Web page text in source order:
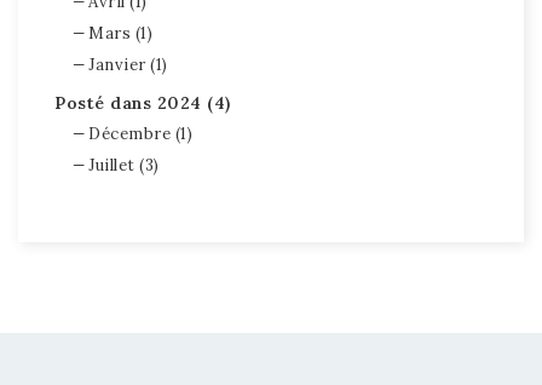
Mars (1)
Janvier (1)
Posté dans 2024 (4)
Décembre (1)
Juillet (3)